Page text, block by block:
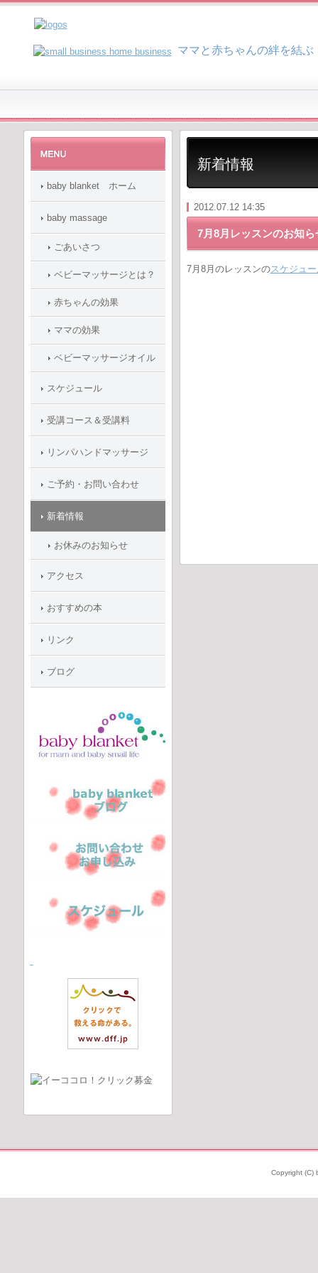
ママと赤ちゃんの絆を結
新着情報
2012.07.12 14:35
7月8月レッスンのお知
7月8月のレッスンのスケジュー
baby blanket ホーム
baby massage
ごあいさつ
ベビーマッサージとは？
赤ちゃんの効果
ママの効果
ベビーマッサージオイル
スケジュール
受講コース＆受講料
リンパハンドマッサージ
ご予約・お問い合わせ
新着情報
お休みのお知らせ
アクセス
おすすめの本
リンク
ブログ
Copyright (C)